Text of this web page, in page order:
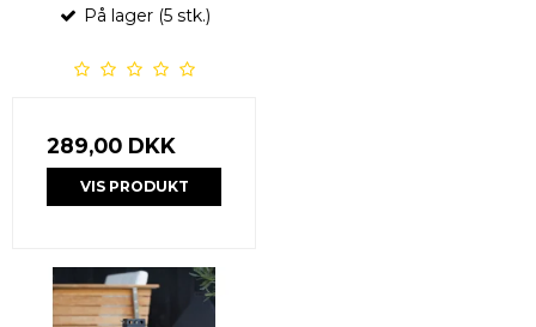
På lager (5 stk.)
289,00 DKK
VIS PRODUKT